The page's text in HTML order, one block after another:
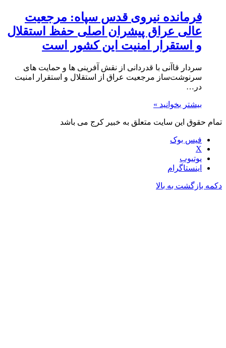
فرمانده نیروی قدس سپاه: مرجعیت
عالی عراق پیشران اصلی حفظ استقلال
و استقرار امنیت این کشور است
سردار قاآنی با قدردانی از نقش آفرینی ها و حمایت های
سرنوشت‌ساز مرجعیت عراق از استقلال و استقرار امنیت
در…
بیشتر بخوانید »
تمام حقوق این سایت متعلق به خبیر کرج می باشد
فیس بوک
X
یوتیوب
اینستاگرام
دکمه بازگشت به بالا